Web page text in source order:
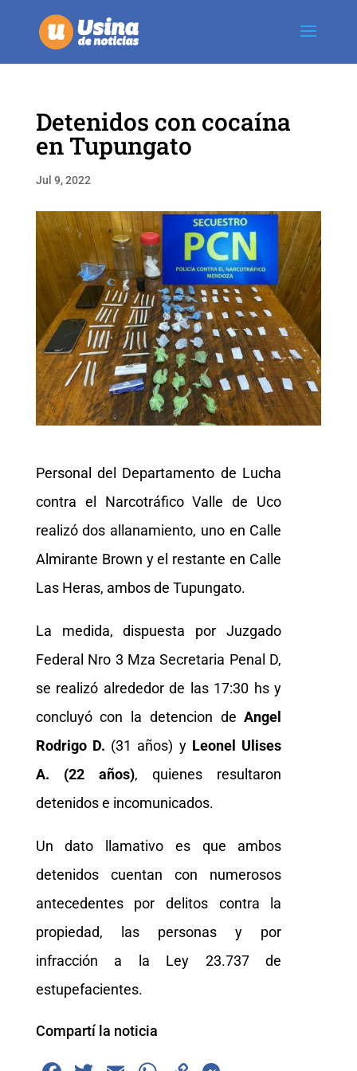
Detenidos con cocaína
en Tupungato
Jul 9, 2022
Personal del Departamento de Lucha
contra el Narcotráfico Valle de Uco
realizó dos allanamiento, uno en Calle
Almirante Brown y el restante en Calle
Las Heras, ambos de Tupungato.
La medida, dispuesta por Juzgado
Federal Nro 3 Mza Secretaria Penal D,
se realizó alrededor de las 17:30 hs y
concluyó con la detencion deAngel
Rodrigo D. (31 años) y Leonel Ulises
A. (22 años), quienes resultaron
detenidos e incomunicados.
Un dato llamativo es que ambos
detenidos cuentan con numerosos
antecedentes por delitos contra la
propiedad, las personas y por
infracción a la Ley 23.737 de
estupefacientes.
Compartí la noticia